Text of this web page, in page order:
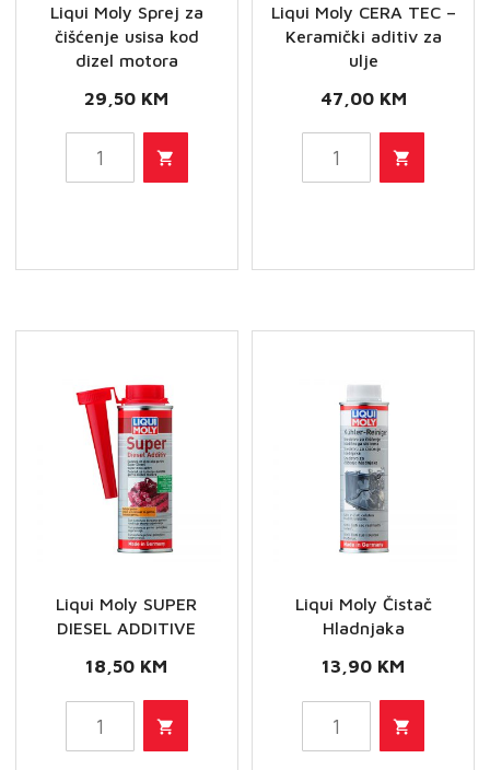
Liqui Moly Sprej za
čišćenje usisa kod
dizel motora
29,50 KM
Liqui
Moly
dizel
motora
količina
Liqui Moly CERA TEC –
Keramički aditiv za
ulje
47,00 KM
Liqui
Moly
količina
Liqui Moly SUPER
DIESEL ADDITIVE
18,50 KM
Liqui
Moly
Liqui Moly Čistač
Hladnjaka
13,90 KM
Liqui
Moly